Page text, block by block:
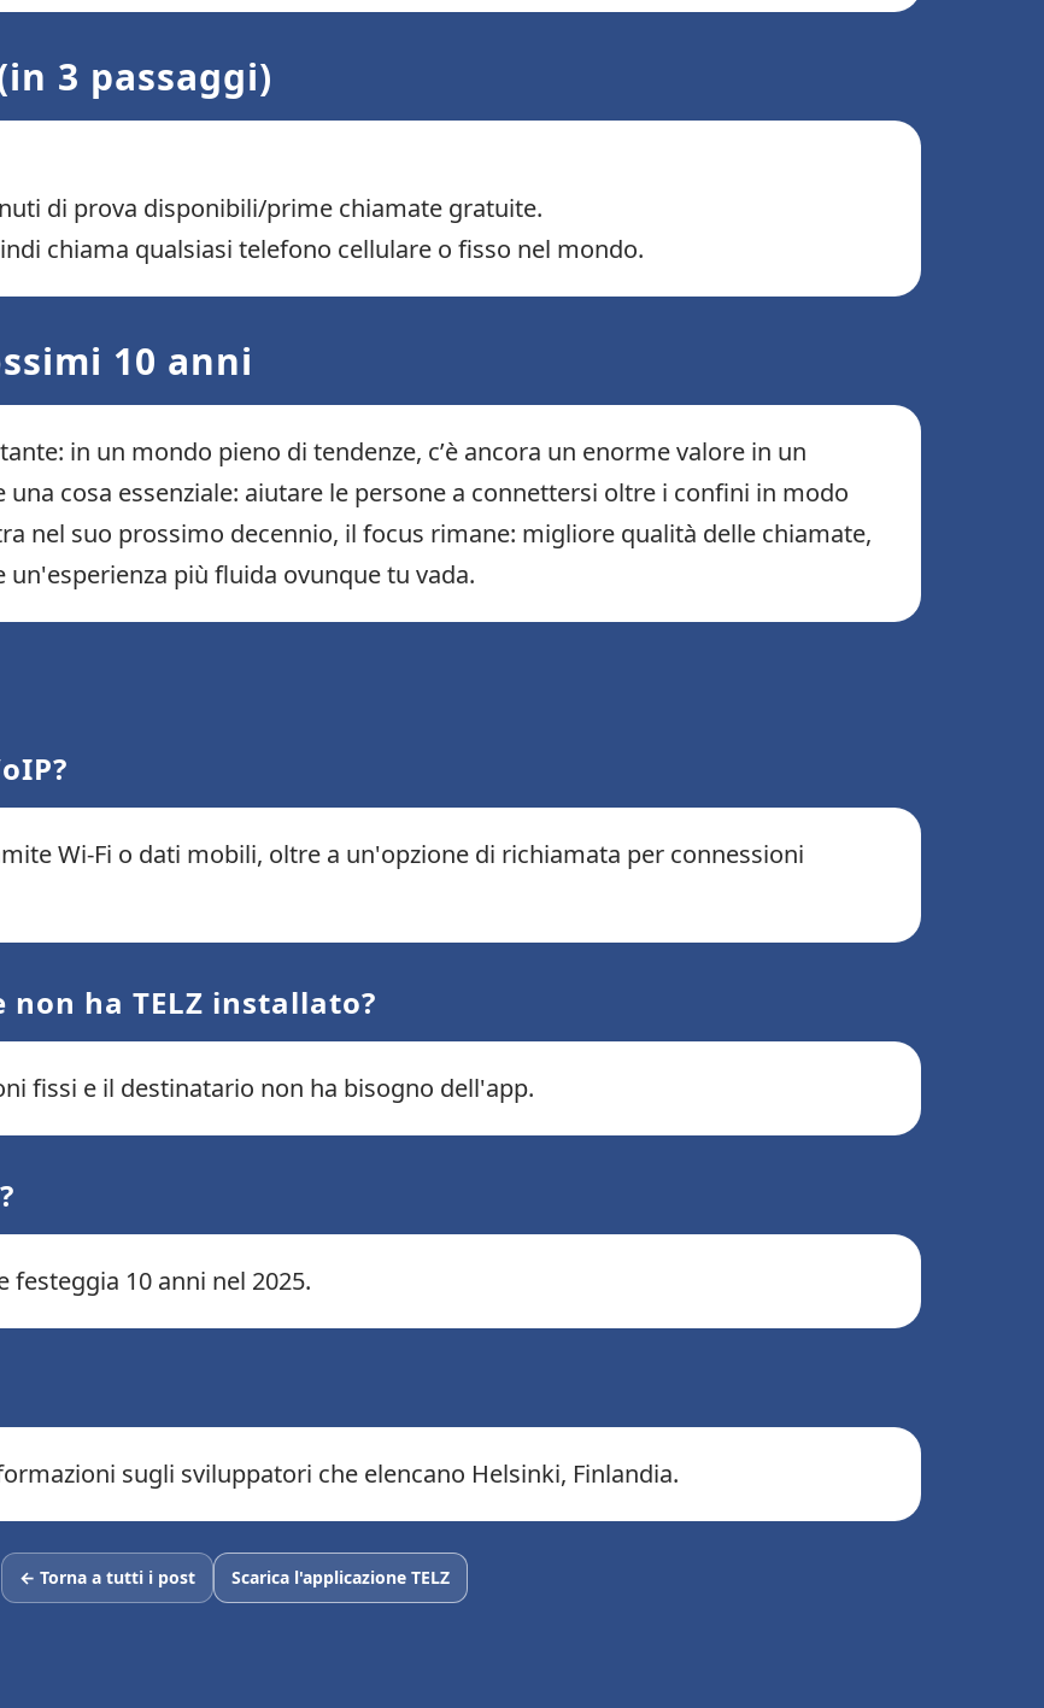
3 passaggi)
di prova disponibili/prime chiamate gratuite.
chiama qualsiasi telefono cellulare o fisso nel mondo.
10 anni
in un mondo pieno di tendenze, c’è ancora un enorme valore in un
cosa essenziale: aiutare le persone a connettersi oltre i confini in modo
nel suo prossimo decennio, il focus rimane: migliore qualità delle chiamate,
più fluida ovunque tu vada.
Wi-Fi o dati mobili, oltre a un'opzione di richiamata per connessioni
ha TELZ installato?
fissi e il destinatario non ha bisogno dell'app.
festeggia 10 anni nel 2025.
sugli sviluppatori che elencano Helsinki, Finlandia.
← Torna a tutti i post Scarica l'applicazione TELZ